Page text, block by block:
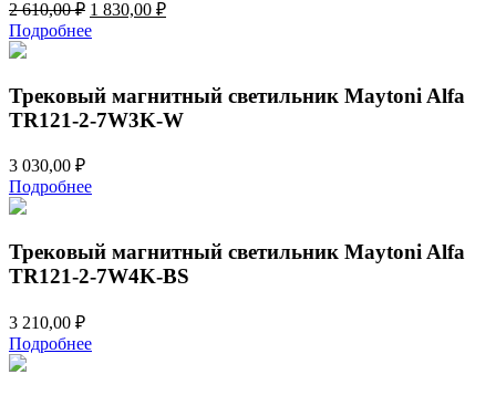
2 610,00₽ Первоначальная
цена
составляла
610,00 ₽.
1 830,00 ₽Текущая
Подробнее
Трековый магнитный светильник Maytoni Alfa
TR121-2-7W3K-W
3 030,00 ₽
Подробнее
Трековый магнитный светильник Maytoni Alfa
TR121-2-7W4K-BS
3 210,00 ₽
Подробнее